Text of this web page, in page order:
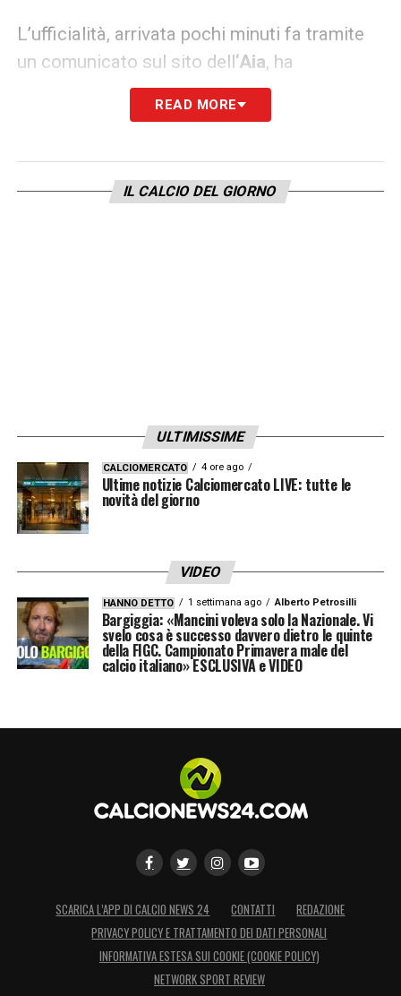
L’ufficialità, arrivata pochi minuti fa tramite
un comunicato sul sito dell‘Aia, ha
confermato la fiducia di tutto il movimento
nei confronti dell’ex arbitro. Inoltre, sono
READ MORE
IL CALCIO DEL GIORNO
ULTIMISSIME
CALCIOMERCATO 4 ore ago
Ultime notizie Calciomercato LIVE: tutte le
novità del giorno
VIDEO
HANNO DETTO 1 settimana ago Alberto Petrosilli
Bargiggia: «Mancini voleva solo la Nazionale. Vi
svelo cosa è successo davvero dietro le quinte
della FIGC. Campionato Primavera male del
calcio italiano» ESCLUSIVA e VIDEO
SCARICA L’APP DI CALCIO NEWS 24 CONTATTI
REDAZIONE
PRIVACY POLICY E TRATTAMENTO DEI DATI PERSONALI
INFORMATIVA ESTESA SUI COOKIE (COOKIE POLICY)
NETWORK SPORT REVIEW